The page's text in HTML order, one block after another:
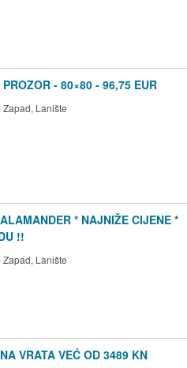
- 80×80 - 96,75 EUR
Zapad, Lanište
* NAJNIŽE CIJENE *
!!
Zapad, Lanište
VRATA VEĆ OD 3489 KN